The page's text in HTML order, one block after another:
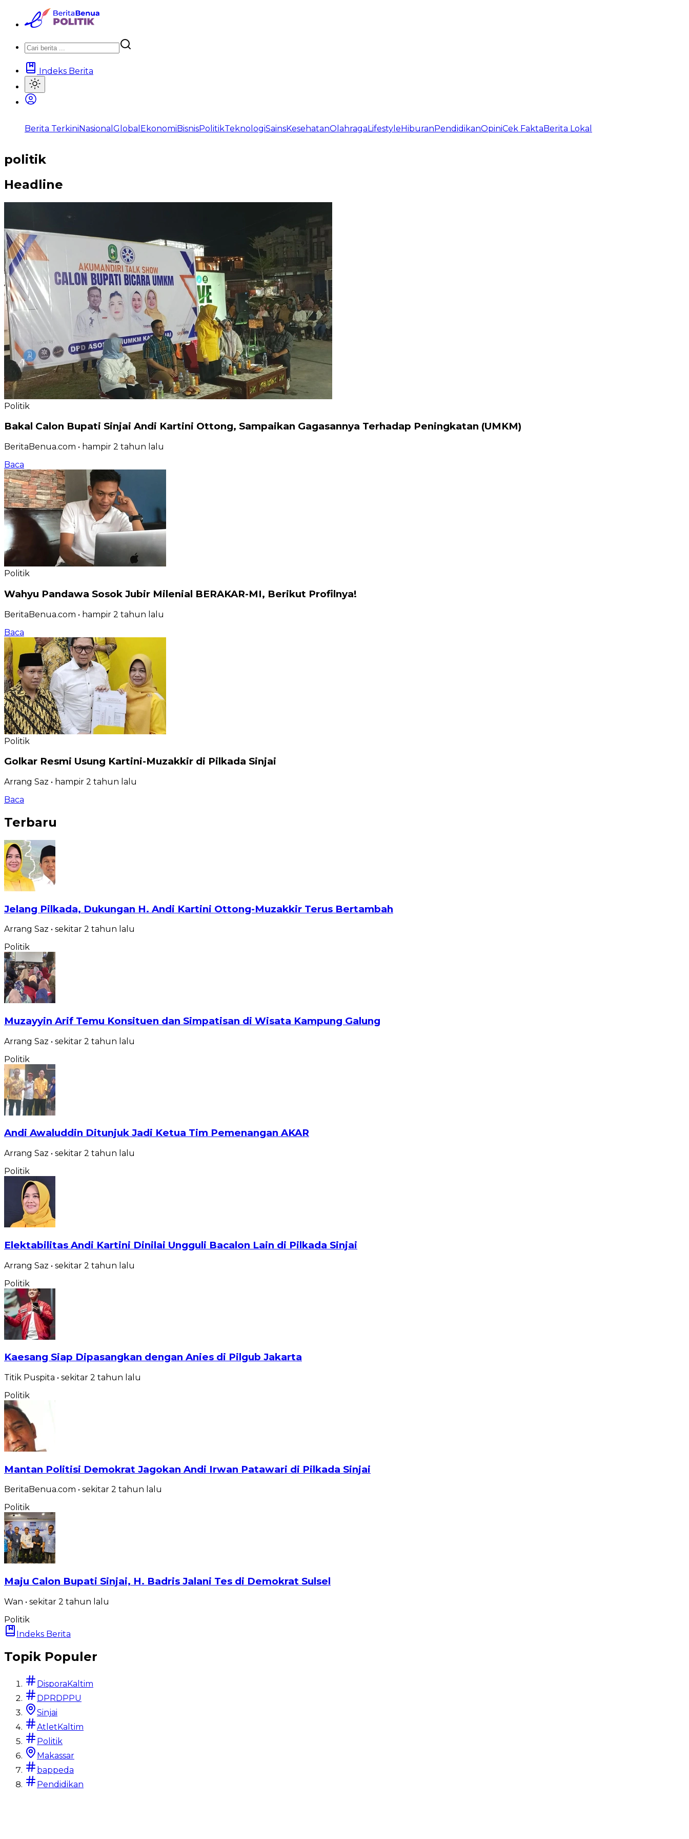
Indeks Berita
Berita TerkiniNasional Global EkonomiBisnisPolitikTeknologiSainsKesehatanOlahragaLifestyleHiburanPendidikanOpiniCek FaktaBerita Lokal
politik
Headline
Politik
Bakal Calon Bupati Sinjai Andi Kartini Ottong, Sampaikan Gagasannya Terhadap Peningkatan (UMKM)
BeritaBenua.com • hampir 2 tahun lalu
Baca
Politik
Wahyu Pandawa Sosok Jubir Milenial BERAKAR-MI, Berikut Profilnya!
BeritaBenua.com • hampir 2 tahun lalu
Baca
Politik
Golkar Resmi Usung Kartini-Muzakkir di Pilkada Sinjai
Arrang Saz • hampir 2 tahun lalu
Baca
Terbaru
Jelang Pilkada, Dukungan H. Andi Kartini Ottong-Muzakkir Terus Bertambah
Arrang Saz • sekitar 2 tahun lalu
Politik
Muzayyin Arif Temu Konsituen dan Simpatisan di Wisata Kampung Galung
Arrang Saz • sekitar 2 tahun lalu
Politik
Andi Awaluddin Ditunjuk Jadi Ketua Tim Pemenangan AKAR
Arrang Saz • sekitar 2 tahun lalu
Politik
Elektabilitas Andi Kartini Dinilai Ungguli Bacalon Lain di Pilkada Sinjai
Arrang Saz • sekitar 2 tahun lalu
Politik
Kaesang Siap Dipasangkan dengan Anies di Pilgub Jakarta
Titik Puspita • sekitar 2 tahun lalu
Politik
Mantan Politisi Demokrat Jagokan Andi Irwan Patawari di Pilkada Sinjai
BeritaBenua.com • sekitar 2 tahun lalu
Politik
Maju Calon Bupati Sinjai, H. Badris Jalani Tes di Demokrat Sulsel
Wan • sekitar 2 tahun lalu
Politik
Indeks Berita
Topik Populer
DisporaKaltim
DPRDPPU
Sinjai
AtletKaltim
Politik
Makassar
bappeda
Pendidikan